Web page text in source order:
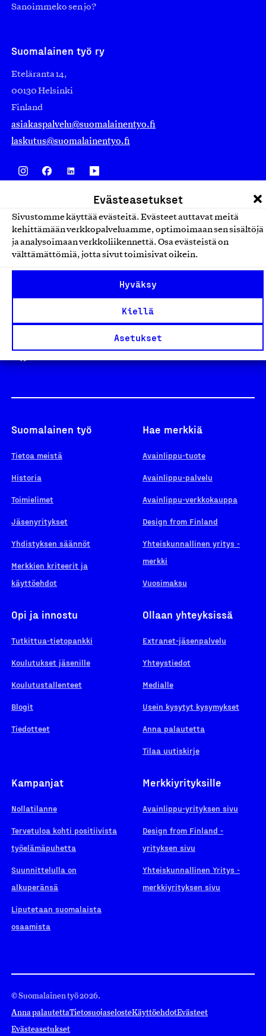
Evästeasetukset
Sivustomme käyttää evästeitä. Evästeet auttavat meitä
kehittämään verkkopalveluamme, optimoimaan sen sisältöjä
ja analysoimaan verkkoliikennettä. Osa evästeistä on
välttämättömiä, jotta sivut toimisivat oikein.
Hyväksy
Kiellä
Asetukset
Sanoimmeko sen jo?
Suomalainen työ ry
Eteläranta 14,
00130 Helsinki
Finland
asiakaspalvelu@suomalainentyo.fi
laskutus@suomalainentyo.fi
Yhteiskunnallinen Yritys -merkki
Suomalainen työ
Tietoa meistä
Historia
Toimielimet
Jäsenyritykset
Yhdistyksen säännöt
Merkkien kriteerit ja
käyttöehdot
Hae merkkiä
Avainlippu-tuote
Avainlippu-palvelu
Avainlippu-verkkokauppa
Design from Finland
Yhteiskunnallinen yritys -
merkki
Vuosimaksu
Opi ja innostu
Tutkittua-tietopankki
Koulutukset jäsenille
Koulutustallenteet
Blogit
Tiedotteet
Ollaan yhteyksissä
Extranet-jäsenpalvelu
Yhteystiedot
Medialle
Usein kysytyt kysymykset
Anna palautetta
Tilaa uutiskirje
Kampanjat
Nollatilanne
Tervetuloa kohti positiivista
työelämäpuhetta
Suunnittelulla on
alkuperänsä
Liputetaan suomalaista
osaamista
Merkkiyrityksille
Avainlippu-yrityksen sivu
Design from Finland -
yrityksen sivu
Yhteiskunnallinen Yritys -
merkkiyrityksen sivu
© Suomalainen työ 2026.
Anna palautettaTietosuojaselosteKäyttöehdotEvästeet
Evästeasetukset